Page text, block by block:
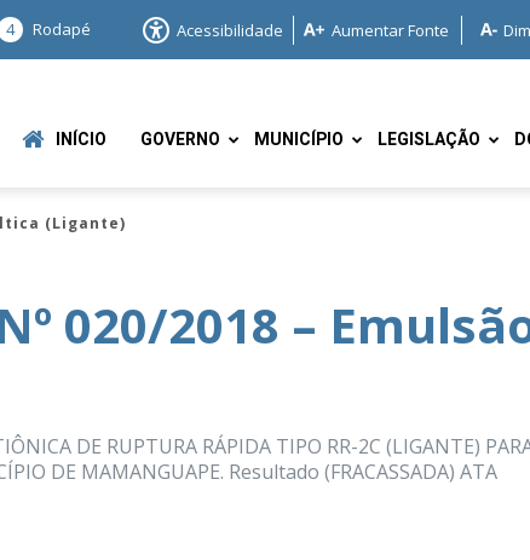
4 Rodapé Acessibilidade Aumentar Fonte
INÍCIO GOVERNO MUNICÍPIO LEGISLAÇÃO
(Ligante)
020/2018 –
DE RUPTURA RÁPIDA TIPO RR-2C (LIGANTE)
DE MAMANGUAPE. Resultado (FRACASSADA) ATA